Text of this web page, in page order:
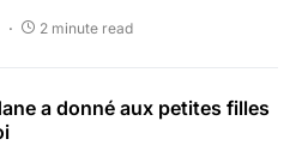
2 minute read
a donné aux petites filles